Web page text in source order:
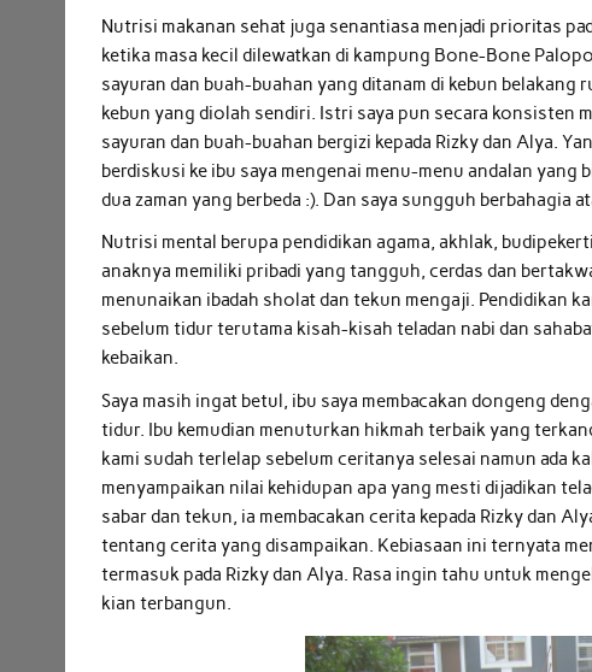
Nutrisi makanan sehat juga senantiasa menjadi prioritas
ketika masa kecil dilewatkan di kampung Bone-Bone
sayuran dan buah-buahan yang ditanam di kebun belakang
kebun yang diolah sendiri. Istri saya pun secara konsisten
sayuran dan buah-buahan bergizi kepada Rizky dan Alya.
berdiskusi ke ibu saya mengenai menu-menu andalan
dua zaman yang berbeda :). Dan saya sungguh berbahagia
Nutrisi mental berupa pendidikan agama, akhlak,
anaknya memiliki pribadi yang tangguh, cerdas dan
menunaikan ibadah sholat dan tekun mengaji. Pendidikan
sebelum tidur terutama kisah-kisah teladan nabi dan
kebaikan.
Saya masih ingat betul, ibu saya membacakan dongeng
tidur. Ibu kemudian menuturkan hikmah terbaik yang
kami sudah terlelap sebelum ceritanya selesai namun ada
menyampaikan nilai kehidupan apa yang mesti dijadikan
sabar dan tekun, ia membacakan cerita kepada Rizky dan
tentang cerita yang disampaikan. Kebiasaan ini ternyata
termasuk pada Rizky dan Alya. Rasa ingin tahu untuk
kian terbangun.